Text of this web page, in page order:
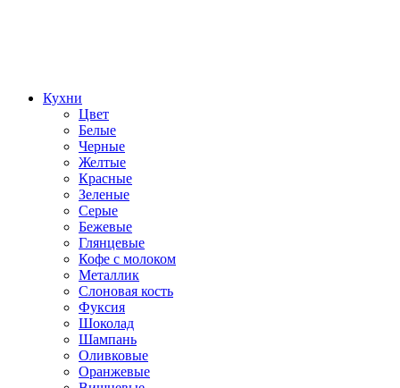
Кухни
Цвет
Белые
Черные
Желтые
Красные
Зеленые
Серые
Бежевые
Глянцевые
Кофе с молоком
Металлик
Слоновая кость
Фуксия
Шоколад
Шампань
Оливковые
Оранжевые